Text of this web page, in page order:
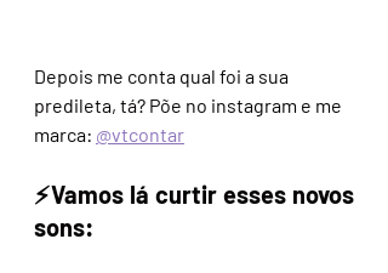
Depois me conta qual foi a sua
predileta, tá? Põe no instagram e me
marca: @vtcontar
⚡️Vamos lá curtir esses novos
sons: